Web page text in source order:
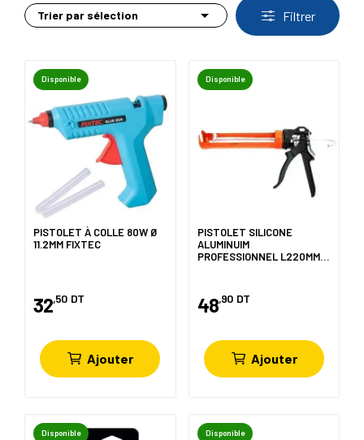
Trier par sélection  Filtrer
Disponible
PISTOLET À COLLE 80W Ø
11.2MM FIXTEC
32,50 DT
Ajouter
Disponible
PISTOLET SILICONE
ALUMINUIM
PROFESSIONNEL L220MM
48,90 DT
Ajouter
Disponible Disponible